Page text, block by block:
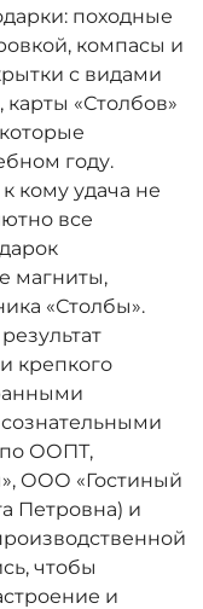
походные
компасы и
с видами
«Столбов»
году.
кому удача не
все
магниты,
«Столбы».
крепкого
по ООПТ,
ООО «Гостиный
Петровна) и
чтобы
и